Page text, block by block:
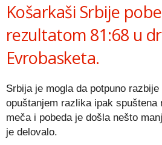
Košarkaši Srbije
rezultatom 81:68 u
Evrobasketa.
Srbija je mogla da potpuno
opuštanjem razlika ipak spuštena
meča i pobeda je došla nešto
je delovalo.